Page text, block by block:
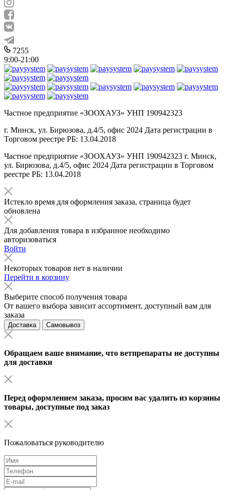
7255
9:00-21:00
Частное предприятие «ЗООХАУЗ» УНП 190942323
г. Минск, ул. Бирюзова, д.4/5, офис 2024 Дата регистрации в
Торговом реестре РБ: 13.04.2018
Частное предприятие «ЗООХАУЗ» УНП 190942323 г. Минск,
ул. Бирюзова, д.4/5, офис 2024 Дата регистрации в Торговом
реестре РБ: 13.04.2018
Истекло время для оформления заказа, страница будет
обновлена
Для добавления товара в избранное необходимо
авторизоваться
Войти
Некоторых товаров нет в наличии
Перейти в корзину
Выберите способ получения товара
От вашего выбора зависит ассортимент, доступный вам для
заказа
Доставка Самовывоз
Обращаем ваше внимание, что ветпрепараты не доступны
для доставки
Перед оформлением заказа, просим вас удалить из корзины
товары, доступные под заказ
Пожаловаться руководителю